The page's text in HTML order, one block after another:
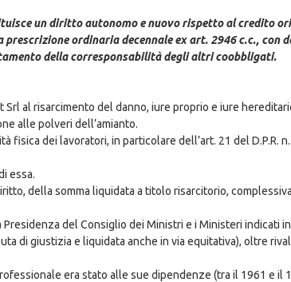
un diritto autonomo e nuovo rispetto al credito
ordinaria decennale ex art. 2946 c.c., con
della corresponsabilità degli altri coobbligati.
al risarcimento del danno, iure proprio e iure
alle polveri dell’amianto.
dei lavoratori, in particolare dell’art. 21 del D.P.R.
essa.
della somma liquidata a titolo risarcitorio,
del Consiglio dei Ministri e i Ministeri indicati
di giustizia e liquidata anche in via equitativa), oltre
era stato alle sue dipendenze (tra il 1961 e il